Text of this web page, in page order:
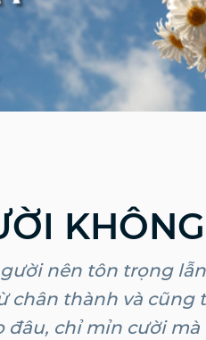
nên tôn trọng
chân thành và cũng
đâu, chỉ mỉn cười